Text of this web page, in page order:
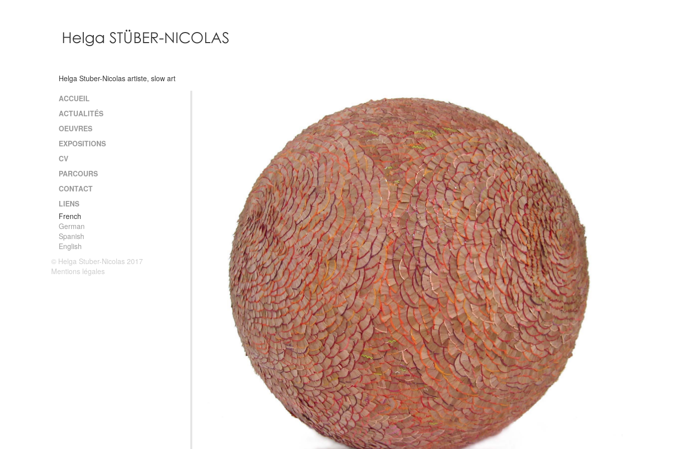
Helga Stuber-Nicolas artiste, slow art
Main
navigation
ACCUEIL
ACTUALITÉS
OEUVRES
EXPOSITIONS
CV
PARCOURS
CONTACT
LIENS
French
German
Spanish
English
© Helga Stuber-Nicolas 2017
Mentions légales